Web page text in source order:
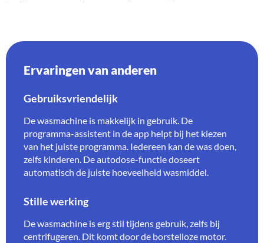
Ervaringen van anderen
Gebruiksvriendelijk
De wasmachine is makkelijk in gebruik. De
programma-assistent in de app helpt bij het kiezen
van het juiste programma. Iedereen kan de was doen,
zelfs kinderen. De autodose-functie doseert
automatisch de juiste hoeveelheid wasmiddel.
Stille werking
De wasmachine is erg stil tijdens gebruik, zelfs bij
centrifugeren. Dit komt door de borstelloze motor.